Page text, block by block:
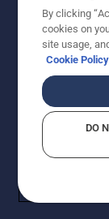
©
getoonde
tenzij het
Cookiebeleid
By clicking
cookies on
site usage,
Cookie Policy
DO